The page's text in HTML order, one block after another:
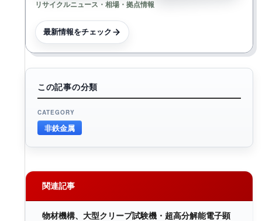
リサイクルニュース・相場・拠点情報
最新情報をチェック
この記事の分類
CATEGORY
非鉄金属
関連記事
物材機構、大型クリープ試験機・超高分解能電子顕